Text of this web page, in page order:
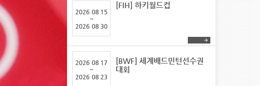
2026 08 15
~
2026 08 30
[FIH] 하키월드컵
2026 08 17
~
2026 08 23
[BWF] 세계배드민턴선수권
대회